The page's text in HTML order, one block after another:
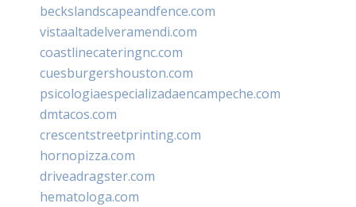
beckslandscapeandfence.com
vistaaltadelveramendi.com
coastlinecateringnc.com
cuesburgershouston.com
psicologiaespecializadaencampeche.com
dmtacos.com
crescentstreetprinting.com
hornopizza.com
driveadragster.com
hematologa.com